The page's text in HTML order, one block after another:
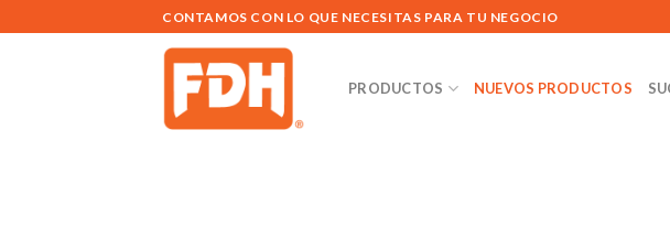
al
CONTAMOS CON LO QUE NECESITAS PARA TU NEGOCIO
PRODUCTOS NUEVOS PRODUCTOS